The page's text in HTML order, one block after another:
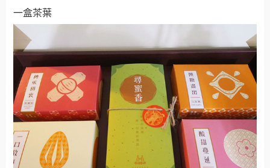
一盒茶葉